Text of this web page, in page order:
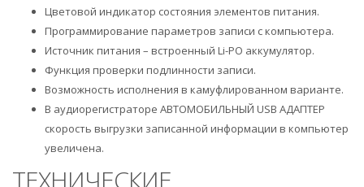
Цветовой индикатор состояния элементов питания.
Программирование параметров записи с компьютера.
Источник питания – встроенный Li-PO аккумулятор.
Функция проверки подлинности записи.
Возможность исполнения в камуфлированном варианте.
В аудиорегистраторе АВТОМОБИЛЬНЫЙ USB АДАПТЕР
скорость выгрузки записанной информации в компьютер
увеличена.
ТЕХНИЧЕСКИЕ